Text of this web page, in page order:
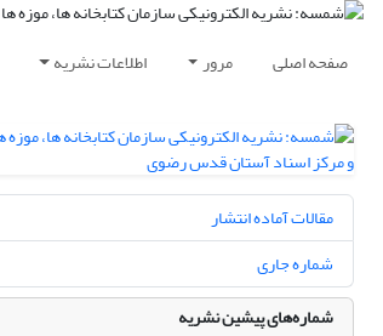
صفحه اصلی مرور اطلاعات نشریه
مقالات آماده انتشار
شماره جاری
شماره‌های پیشین نشریه